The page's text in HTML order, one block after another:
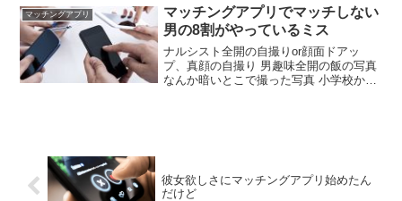
もええやろ 一回は結婚しとるからある程
度の顔面は保証されとるし 捨て方ミスっ
たら殺されても文句言えんが まあそれも
そうやな
マッチングアプリ
マッチングアプリでマッチしない
男の8割がやっているミス
ナルシスト全開の自撮りor顔面ドアッ
プ、真顔の自撮り 男趣味全開の飯の写真
なんか暗いとこで撮った写真 小学校から
彼女欲しさにマッチングアプリ始めたん
だけど